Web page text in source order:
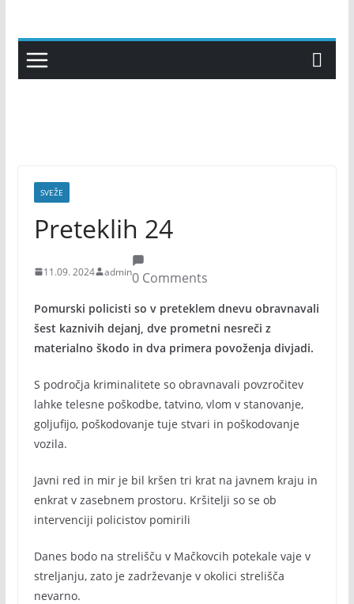
content
SVEŽE
Preteklih 24
11.09. 2024 admin0 Comments
Pomurski policisti so v preteklem dnevu obravnavali
šest kaznivih dejanj, dve prometni nesreči z
materialno škodo in dva primera povoženja divjadi.
S področja kriminalitete so obravnavali povzročitev
lahke telesne poškodbe, tatvino, vlom v stanovanje,
goljufijo, poškodovanje tuje stvari in poškodovanje
vozila.
Javni red in mir je bil kršen tri krat na javnem kraju in
enkrat v zasebnem prostoru. Kršitelji so se ob
intervenciji policistov pomirili
Danes bodo na strelišču v Mačkovcih potekale vaje v
streljanju, zato je zadrževanje v okolici strelišča
nevarno.